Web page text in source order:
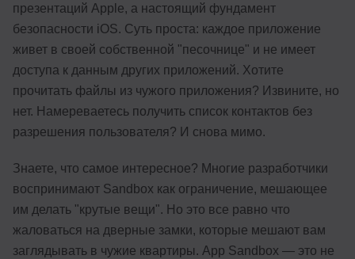
презентаций Apple, а настоящий фундамент
безопасности iOS. Суть проста: каждое приложение
живет в своей собственной "песочнице" и не имеет
доступа к данным других приложений. Хотите
прочитать файлы из чужого приложения? Извините, но
нет. Намереваетесь получить список контактов без
разрешения пользователя? И снова мимо.
Знаете, что самое интересное? Многие разработчики
воспринимают Sandbox как ограничение, мешающее
им делать "крутые вещи". Но это все равно что
жаловаться на дверные замки, которые мешают вам
заглядывать в чужие квартиры. App Sandbox — это не